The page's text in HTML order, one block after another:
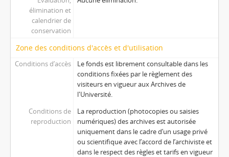
élimination et
calendrier de
conservation
Zone des conditions d'accès et d'utilisation
Conditions d’accès
Le fonds est librement consultable dans les
conditions fixées par le règlement des
visiteurs en vigueur aux Archives de
l'Université.
Conditions de
reproduction
La reproduction (photocopies ou saisies
numériques) des archives est autorisée
uniquement dans le cadre d’un usage privé
ou scientifique avec l’accord de l’archiviste et
dans le respect des règles et tarifs en vigueur